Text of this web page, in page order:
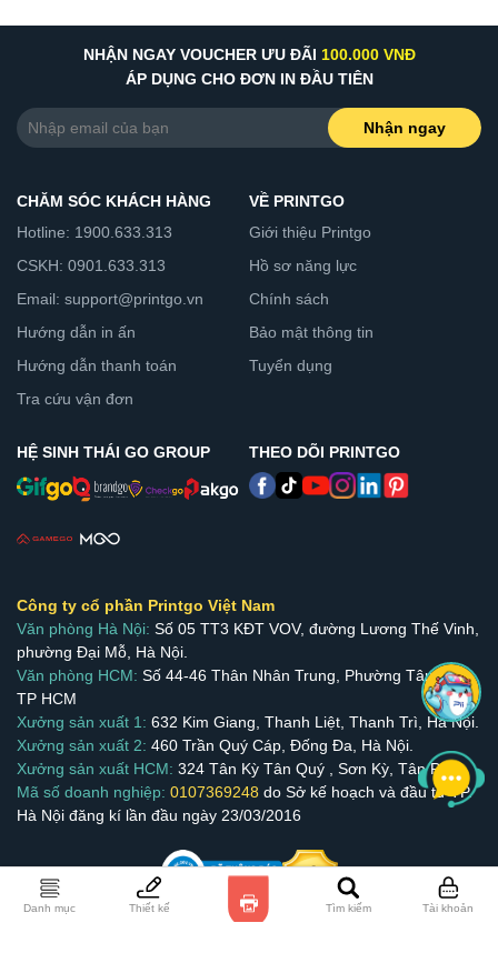
NHẬN NGAY VOUCHER ƯU ĐÃI 100.000 VNĐ
ÁP DỤNG CHO ĐƠN IN ĐẦU TIÊN
Nhận ngay
CHĂM SÓC KHÁCH HÀNG
Hotline: 1900.633.313
CSKH: 0901.633.313
Email: support@printgo.vn
Hướng dẫn in ấn
Hướng dẫn thanh toán
Tra cứu vận đơn
VỀ PRINTGO
Giới thiệu Printgo
Hồ sơ năng lực
Chính sách
Bảo mật thông tin
Tuyển dụng
HỆ SINH THÁI GO GROUP THEO DÕI PRINTGO
Công ty cổ phần Printgo Việt Nam
Văn phòng Hà Nội: Số 05 TT3 KĐT VOV, đường Lương Thế Vinh,
phường Đại Mỗ, Hà Nội.
Văn phòng HCM: Số 44-46 Thân Nhân Trung, Phường Tân Bình,
TP HCM
Xưởng sản xuất 1: 632 Kim Giang, Thanh Liệt, Thanh Trì, Hà Nội.
Xưởng sản xuất 2: 460 Trần Quý Cáp, Đống Đa, Hà Nội.
Xưởng sản xuất HCM: 324 Tân Kỳ Tân Quý , Sơn Kỳ, Tân Phú.
Mã số doanh nghiệp: 0107369248 do Sở kế hoạch và đầu tư TP.
Hà Nội đăng kí lần đầu ngày 23/03/2016
Danh mục Thiết kế Tìm kiếm Tài khoản